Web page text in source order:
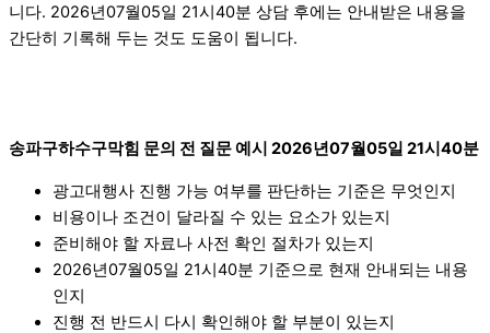
니다. 2026년07월05일 21시40분 상담 후에는 안내받은 내용을
간단히 기록해 두는 것도 도움이 됩니다.
송파구하수구막힘 문의 전 질문 예시 2026년07월05일 21시40분
광고대행사 진행 가능 여부를 판단하는 기준은 무엇인지
비용이나 조건이 달라질 수 있는 요소가 있는지
준비해야 할 자료나 사전 확인 절차가 있는지
2026년07월05일 21시40분 기준으로 현재 안내되는 내용
인지
진행 전 반드시 다시 확인해야 할 부분이 있는지